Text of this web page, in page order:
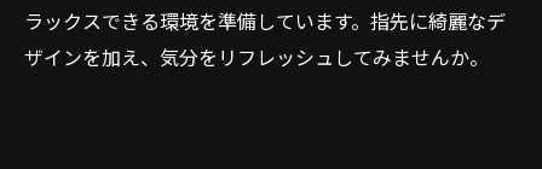
ラックスできる環境を準備しています。指先に綺麗なデ
ザインを加え、気分をリフレッシュしてみませんか。